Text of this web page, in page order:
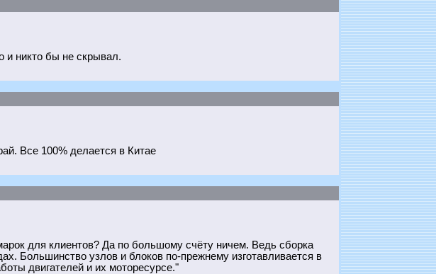
и никто бы не скрывал.
Все 100% делается в Китае
для клиентов? Да по большому счёту ничем. Ведь сборка
Большинство узлов и блоков по-прежнему изготавливается в
двигателей и их моторесурсе."